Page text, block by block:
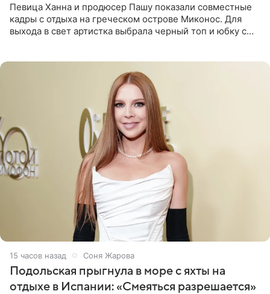
Певица Ханна и продюсер Пашу показали совместные
кадры с отдыха на греческом острове Миконос. Для
выхода в свет артистка выбрала черный топ и юбку с
15 часов назад Соня Жарова
Подольская прыгнула в море с яхты на
отдыхе в Испании: «Смеяться разрешается»